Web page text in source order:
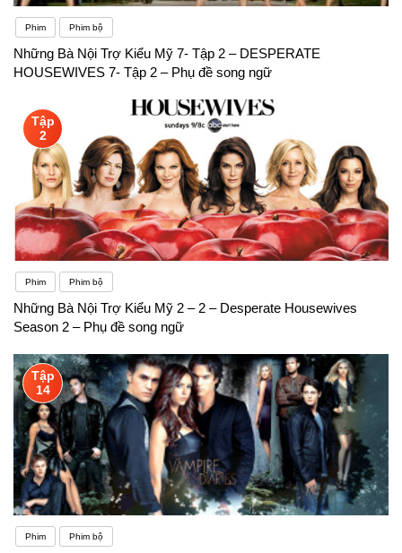
Phim Phim bộ
Những Bà Nội Trợ Kiểu Mỹ 7- Tập 2 – DESPERATE
HOUSEWIVES 7- Tập 2 – Phụ đề song ngữ
Tập
2
Phim Phim bộ
Những Bà Nội Trợ Kiểu Mỹ 2 – 2 – Desperate Housewives
Season 2 – Phụ đề song ngữ
Tập
14
Phim Phim bộ